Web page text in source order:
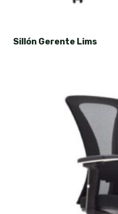
Sillón Gerente Lims